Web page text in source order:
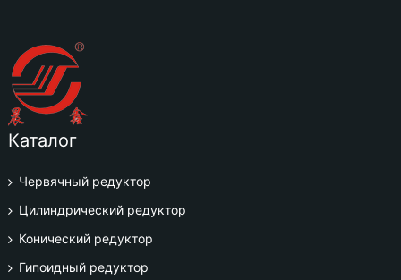
Каталог
Червячный редуктор
Цилиндрический редуктор
Конический редуктор
Гипоидный редуктор